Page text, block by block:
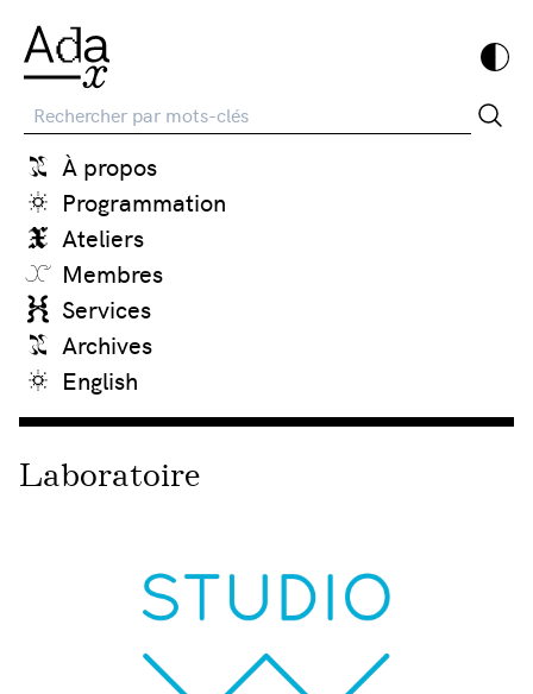
Recherche
À propos
Programmation
Ateliers
Membres
Services
Archives
English
Laboratoire